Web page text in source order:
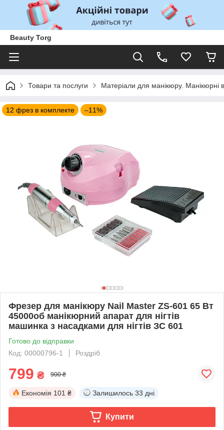
Beauty Torg
Товари та послуги Матеріали для манікюру. Манікюрні
12 фрез в комплекте –11%
Фрезер для манікюру Nail Master ZS-601 65 Вт
45000об манікюрний апарат для нігтів
машинка з насадками для нігтів ЗС 601
Готово до відправки
Код: 00000796-1
Роздріб
799 ₴ 900 ₴
Економія 101 ₴ Залишилось 33 дні
Купити